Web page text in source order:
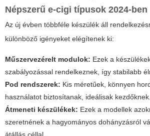
Népszerű e-cigi típusok 2024-ben
Az új évben többféle készülék áll
különböző igényeket elégítenek ki:
Műszervezérelt modulok: Ezek a
szabályozással rendelkeznek, így stabilabb
Pod rendszerek: Kis méretűek, könnyen
használatot biztosítanak, ideálisak kezdőknek.
Átmeneti készülékek: Ezek a modellek
szeretnének a hagyományos dohányzásról